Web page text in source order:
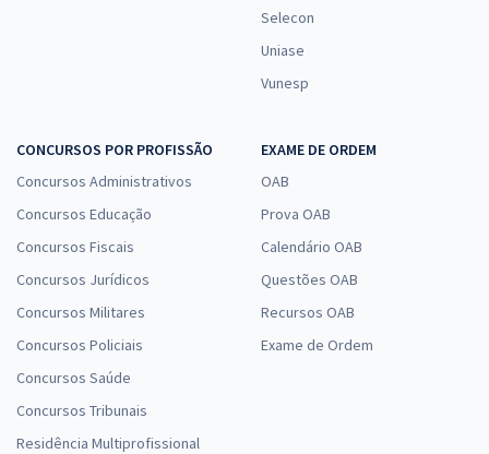
Selecon
Uniase
Vunesp
CONCURSOS POR PROFISSÃO
Concursos Administrativos
Concursos Educação
Concursos Fiscais
Concursos Jurídicos
Concursos Militares
Concursos Policiais
Concursos Saúde
Concursos Tribunais
Residência Multiprofissional
EXAME DE ORDEM
OAB
Prova OAB
Calendário OAB
Questões OAB
Recursos OAB
Exame de Ordem